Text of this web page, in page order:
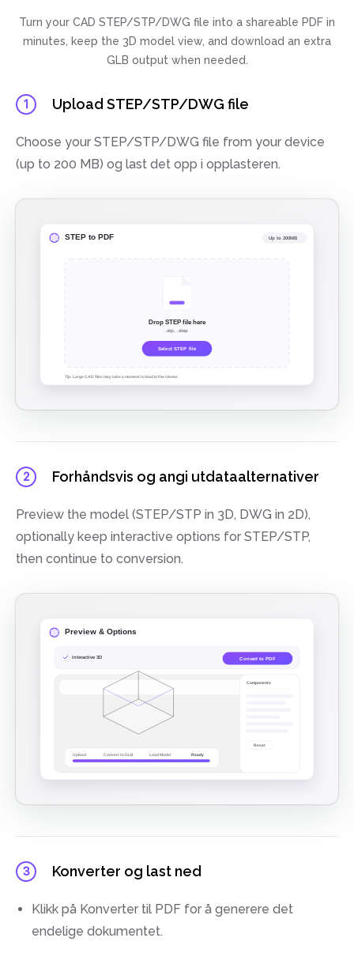
Turn your CAD STEP/STP/DWG file into a shareable PDF in
minutes, keep the 3D model view, and download an extra
GLB output when needed.
1 Upload STEP/STP/DWG file
Choose your STEP/STP/DWG file from your device
(up to 200 MB) og last det opp i opplasteren.
2 Forhåndsvis og angi utdataalternativer
Preview the model (STEP/STP in 3D, DWG in 2D),
optionally keep interactive options for STEP/STP,
then continue to conversion.
3 Konverter og last ned
Klikk på Konverter til PDF for å generere det
endelige dokumentet.